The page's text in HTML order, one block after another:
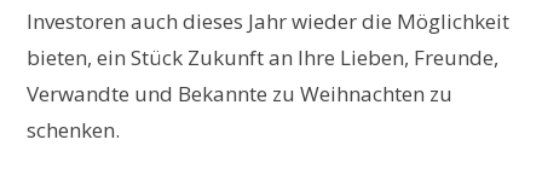
Investoren auch dieses Jahr wieder die Möglichkeit
bieten, ein Stück Zukunft an Ihre Lieben, Freunde,
Verwandte und Bekannte zu Weihnachten zu
schenken.